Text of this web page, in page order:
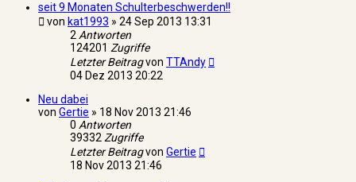
seit 9 Monaten Schulterbeschwerden!!
von kat1993 » 24 Sep 2013 13:31
2Antworten
124201 Zugriffe
Letzter Beitragvon TTAndy
04 Dez 2013 20:22
Neu dabei
von Gertie » 18 Nov 2013 21:46
0 Antworten
39332Zugriffe
Letzter Beitragvon Gertie
18 Nov 2013 21:46